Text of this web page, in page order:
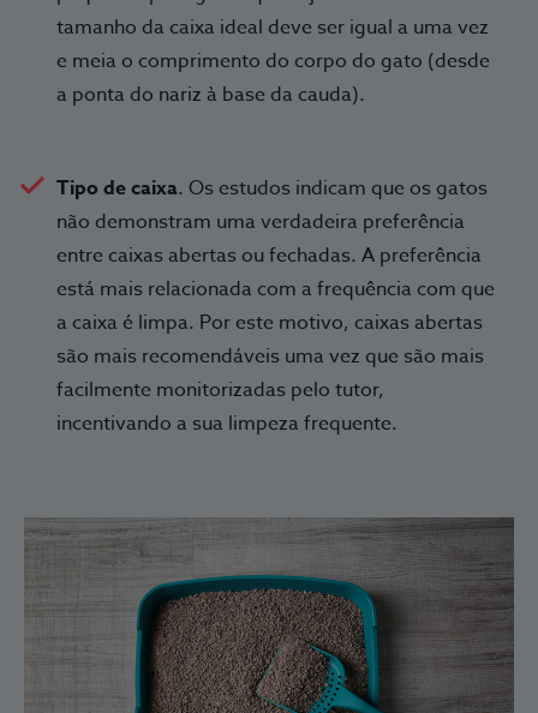
tamanho da caixa ideal deve ser igual a uma vez
e meia o comprimento do corpo do gato (desde
a ponta do nariz à base da cauda).
Tipo de caixa. Os estudos indicam que os gatos
não demonstram uma verdadeira preferência
entre caixas abertas ou fechadas. A preferência
está mais relacionada com a frequência com que
a caixa é limpa. Por este motivo, caixas abertas
são mais recomendáveis uma vez que são mais
facilmente monitorizadas pelo tutor,
incentivando a sua limpeza frequente.